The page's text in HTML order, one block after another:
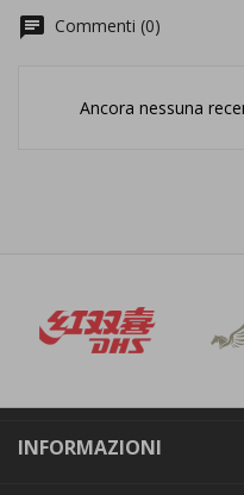
chat Commenti (0)
Ancora nessuna
INFORMAZIONI